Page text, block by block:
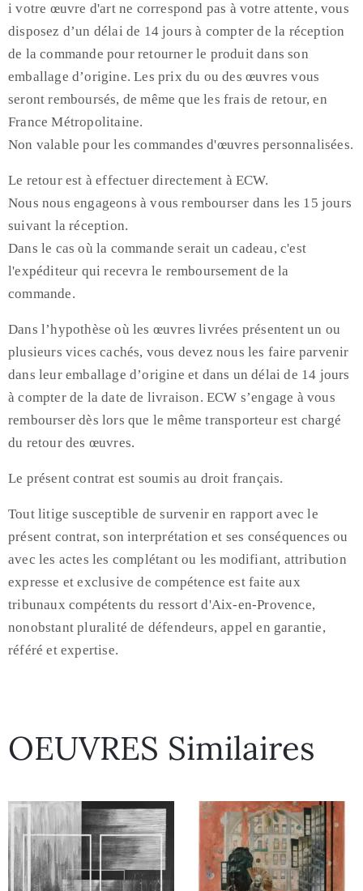
i votre œuvre d'art ne correspond pas à votre attente, vous
disposez d’un délai de 14 jours à compter de la réception
de la commande pour retourner le produit dans son
emballage d’origine. Les prix du ou des œuvres vous
seront remboursés, de même que les frais de retour, en
France Métropolitaine.
Non valable pour les commandes d'œuvres personnalisées.
Le retour est à effectuer directement à ECW.
Nous nous engageons à vous rembourser dans les 15 jours
suivant la réception.
Dans le cas où la commande serait un cadeau, c'est
l'expéditeur qui recevra le remboursement de la
commande.
Dans l’hypothèse où les œuvres livrées présentent un ou
plusieurs vices cachés, vous devez nous les faire parvenir
dans leur emballage d’origine et dans un délai de 14 jours
à compter de la date de livraison. ECW s’engage à vous
rembourser dès lors que le même transporteur est chargé
du retour des œuvres.
Le présent contrat est soumis au droit français.
Tout litige susceptible de survenir en rapport avec le
présent contrat, son interprétation et ses conséquences ou
avec les actes les complétant ou les modifiant, attribution
expresse et exclusive de compétence est faite aux
tribunaux compétents du ressort d'Aix-en-Provence,
nonobstant pluralité de défendeurs, appel en garantie,
référé et expertise.
OEUVRES Similaires